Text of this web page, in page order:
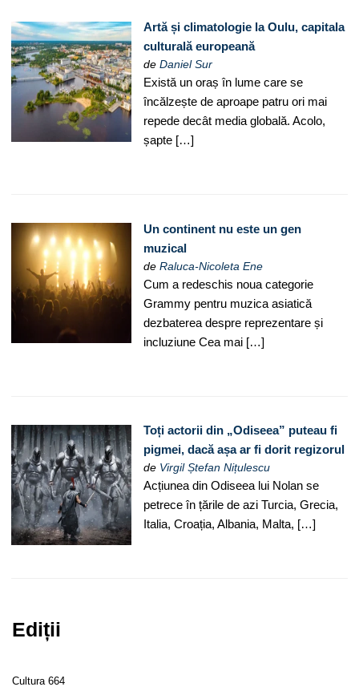
Artă și climatologie la Oulu, capitala
culturală europeană
deDaniel Sur
Există un oraș în lume care se
încălzește de aproape patru ori mai
repede decât media globală. Acolo,
șapte […]
Un continent nu este un gen
muzical
deRaluca-Nicoleta Ene
Cum a redeschis noua categorie
Grammy pentru muzica asiatică
dezbaterea despre reprezentare și
incluziune Cea mai […]
Toți actorii din „Odiseea” puteau fi
pigmei, dacă așa ar fi dorit regizorul
de Virgil Ștefan Nițulescu
Acțiunea din Odiseea lui Nolan se
petrece în țările de azi Turcia, Grecia,
Italia, Croația, Albania, Malta, […]
Ediții
Cultura 664